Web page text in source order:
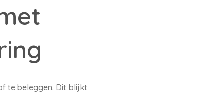
te beleggen. Dit blijkt